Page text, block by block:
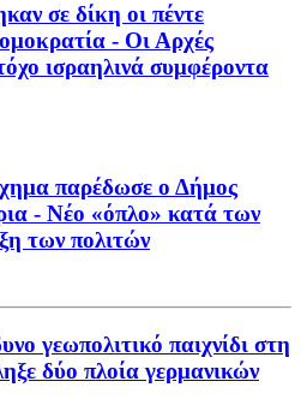
σε δίκη οι πέντε
- Οι Αρχές
ισραηλινά συμφέροντα
παρέδωσε ο Δήμος
- Νέο «όπλο» κατά των
των πολιτών
γεωπολιτικό παιχνίδι στη
δύο πλοία γερμανικών